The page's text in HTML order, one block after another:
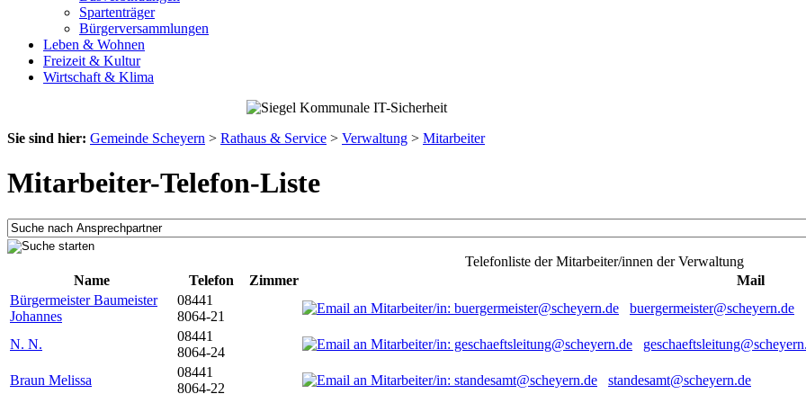
Spartenträger
Bürgerversammlungen
Leben & Wohnen
Freizeit & Kultur
Wirtschaft & Klima
Sie sind hier: Gemeinde Scheyern > Rathaus & Service > Verwaltung > Mitarbeiter
Mitarbeiter-Telefon-Liste
Telefonliste der Mitarbeiter/innen der Verwaltung
Name
Telefon Zimmer
Mail
Bürgermeister Baumeister
Johannes
08441
8064-21
buergermeister@scheyern.de
N. N.
08441
8064-24
Braun Melissa
08441
8064-22
standesamt@scheyern.de